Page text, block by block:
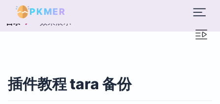
PKMER
目录 效果展示
插件教程 tara 备份